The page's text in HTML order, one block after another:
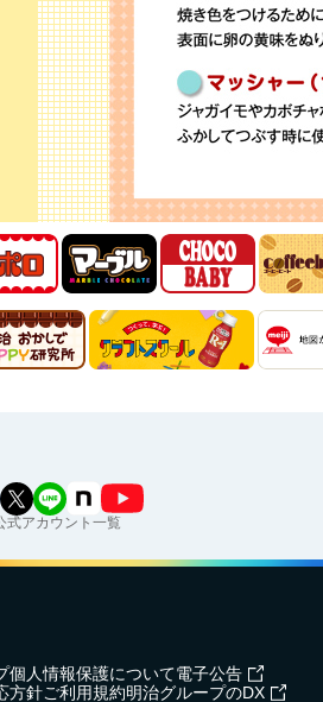
式アカウント一覧
個人情報保護について電子公告
方針ご利用規約明治グループのDX